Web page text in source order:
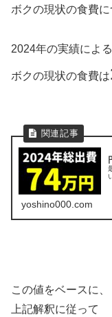
ボクの現状の食費に
2024年の実績による
ボクの現状の食費は
yoshino000.com
この値をベースに、
上記解釈に従って